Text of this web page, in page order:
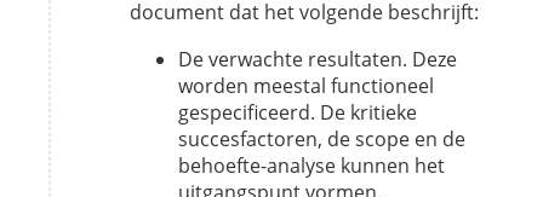
document dat het volgende beschrijft:
De verwachte resultaten. Deze
worden meestal functioneel
gespecificeerd. De kritieke
succesfactoren, de scope en de
behoefte-analyse kunnen het